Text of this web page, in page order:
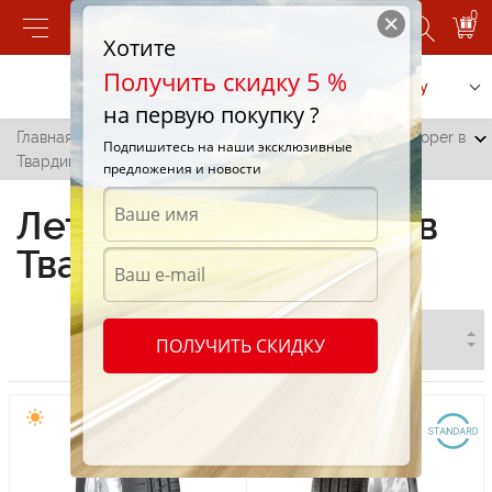
0
Позвонить Заказать услугу
Главная /
Летние шины Cooper в
Твардице
Летние шины Cooper в
Твардице
Хотите
Получить скидку 5 %
на первую покупку ?
Подпишитесь на наши эксклюзивные
предложения и новости
ПОЛУЧИТЬ СКИДКУ